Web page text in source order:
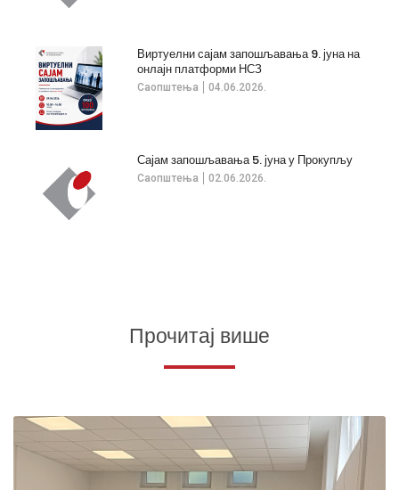
Саопштења 04.06.2026.
Виртуелни сајам запошљавања 9. јуна на
онлајн платформи НСЗ
Саопштења 02.06.2026.
Сајам запошљавања 5. јуна у Прокупљу
Прочитај више